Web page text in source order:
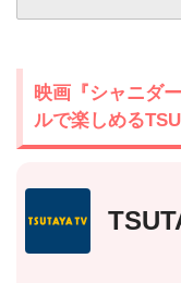
映画『シャニダ
ルで楽しめる